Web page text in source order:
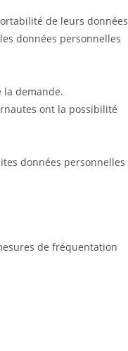
de leurs données
données personnelles
la demande.
ont la possibilité
données personnelles
de fréquentation